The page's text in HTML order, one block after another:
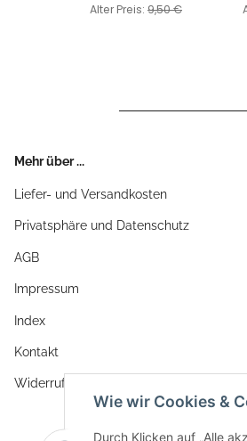
Alter Preis: 9,50 €
Mehr über ...
Liefer- und Versandkosten
Privatsphäre und Datenschutz
AGB
Impressum
Index
Kontakt
Widerrufsrecht
Wie wir Cookies &
Durch Klicken auf „Alle